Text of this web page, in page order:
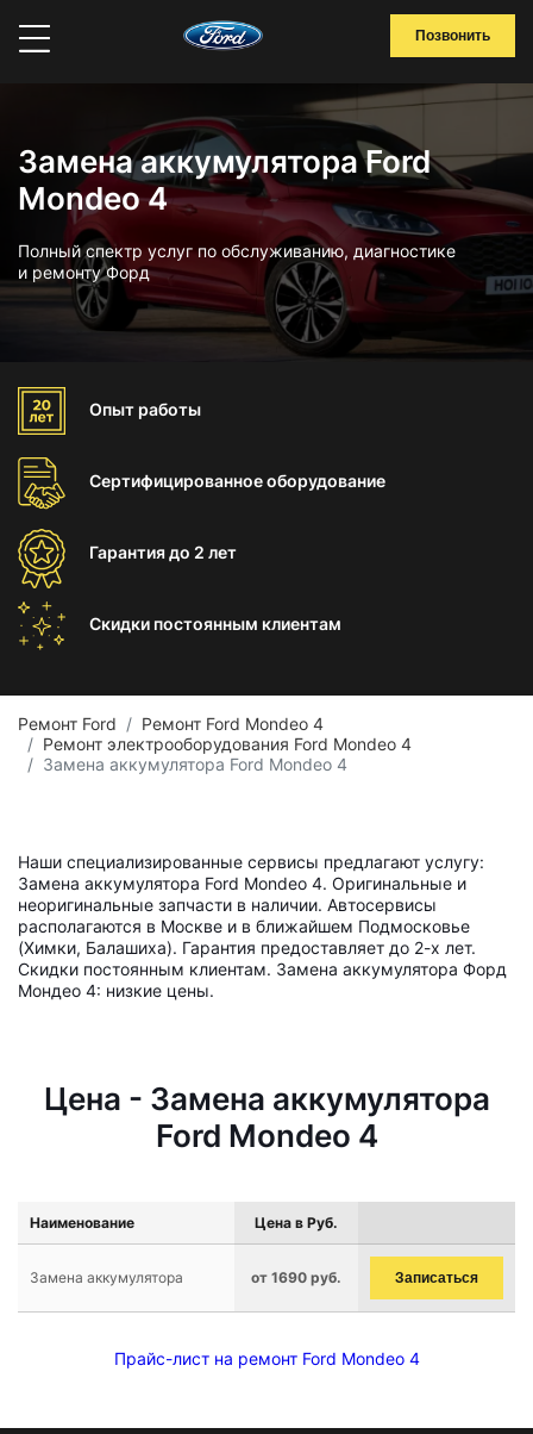
Позвонить
Замена аккумулятора Ford
Mondeo 4
Полный спектр услуг по обслуживанию, диагностике
и ремонту Форд
Опыт работы
Сертифицированноеоборудование
Гарантиядо 2 лет
Скидки постоянным клиентам
Ремонт Ford
Ремонт Ford Mondeo 4
Ремонт электрооборудования Ford Mondeo 4
Замена аккумулятора Ford Mondeo 4
Наши специализированные сервисы предлагают услугу:
Замена аккумулятора Ford Mondeo 4. Оригинальные и
неоригинальные запчасти в наличии. Автосервисы
располагаются в Москве и в ближайшем Подмосковье
(Химки, Балашиха). Гарантия предоставляет до 2-х лет.
Скидки постоянным клиентам. Замена аккумулятора Форд
Мондео 4: низкие цены.
Цена - Замена аккумулятора
Ford Mondeo 4
Наименование Цена в Руб.
Замена аккумулятора от 1690 руб. Записаться
Прайс-лист на ремонт Ford Mondeo 4